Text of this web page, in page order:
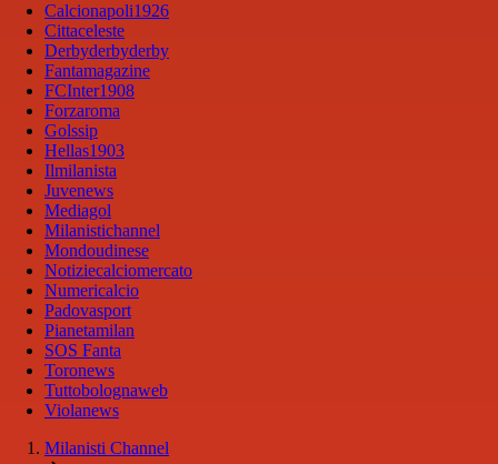
Calcionapoli1926
Cittaceleste
Derbyderbyderby
Fantamagazine
FCInter1908
Forzaroma
Golssip
Hellas1903
Ilmilanista
Juvenews
Mediagol
Milanistichannel
Mondoudinese
Notiziecalciomercato
Numericalcio
Padovasport
Pianetamilan
SOS Fanta
Toronews
Tuttobolognaweb
Violanews
Milanisti Channel